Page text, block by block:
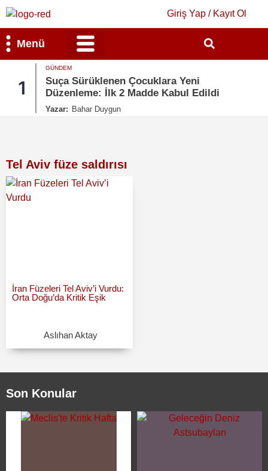
Giriş Yap / Kayıt Ol
Menü
1
GÜNDEM
Suça Sürüklenen Çocuklara Yeni
Düzenleme: İlk 2 Madde Kabul Edildi
Yazar: Bahar Duygun
Tel Aviv füze saldırısı
İran Füzeleri Tel Aviv’i Vurdu:
Orta Doğu’da Kritik Eşik
Aslıhan Aktay
Son Konular